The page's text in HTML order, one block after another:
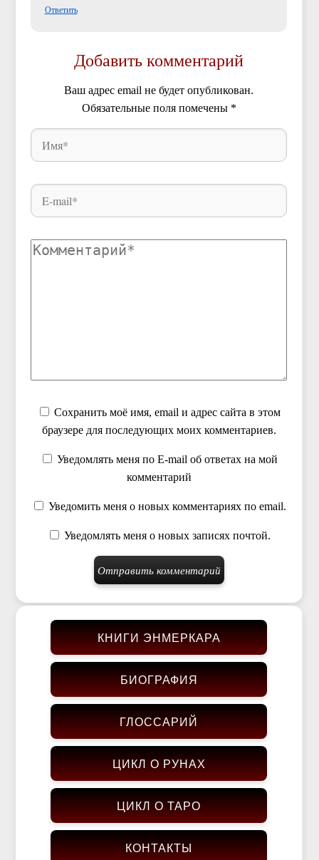
Ответить
Добавить комментарий
Ваш адрес email не будет опубликован.
Обязательные поля помечены *
Сохранить моё имя, email и адрес сайта в этом
браузере для последующих моих комментариев.
Уведомлять меня по E-mail об ответах на мой
комментарий
Уведомить меня о новых комментариях по email.
Уведомлять меня о новых записях почтой.
КНИГИ ЭНМЕРКАРА
БИОГРАФИЯ
ГЛОССАРИЙ
ЦИКЛ О РУНАХ
ЦИКЛ О ТАРО
КОНТАКТЫ